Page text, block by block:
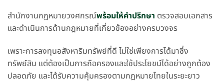
สำนักงานกฎหมายวงศกรณ์พร้อมให้คำปรึกษา ตรวจสอบเอกสาร
และดำเนินการด้านกฎหมายที่เกี่ยวข้องอย่างครบวงจร
เพราะการลงทุนอสังหาริมทรัพย์ที่ดี ไม่ใช่เพียงการได้มาซึ่ง
ทรัพย์สิน แต่ต้องเป็นการถือครองและใช้ประโยชน์ได้อย่างถูกต้อง
ปลอดภัย และได้รับความคุ้มครองตามกฎหมายไทยในระยะยาว